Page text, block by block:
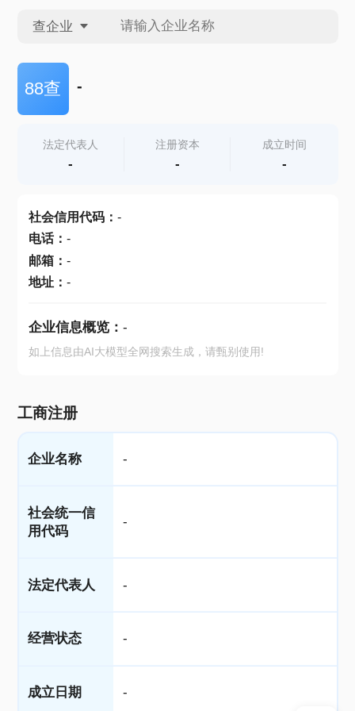
查企业
查企业
查产地
88查 -
法定代表人
-
注册资本
-
成立时间
-
社会信用代码： -
电话： -
邮箱： -
地址： -
企业信息概览： -
如上信息由AI大模型全网搜索生成，请甄别使用!
工商注册
企业名称 -
社会统一信
用代码
-
法定代表人 -
经营状态 -
成立日期 -